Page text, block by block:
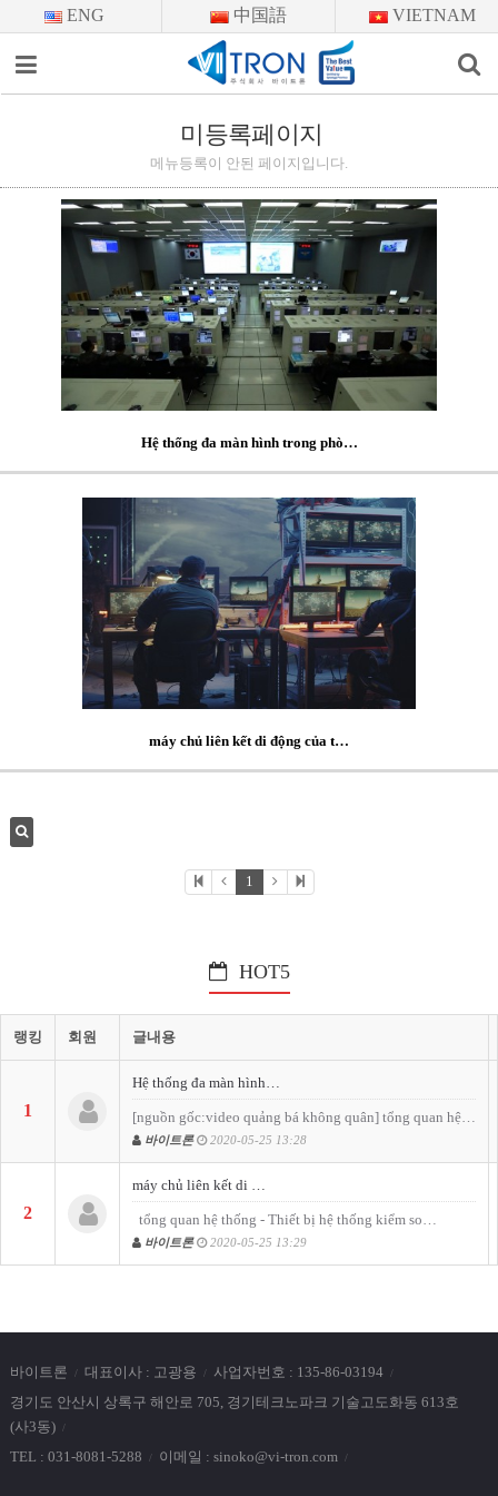
ENG 中国語 VIETNAM
이메일을
답변이
이메일로
전송됩니다.
미등록페이지
미등록페이지
메뉴등록이 안된 페이지입니다.
Hệ thống đa màn hình trong phò…
máy chủ liên kết di động của t…
1
HOT5
랭킹 회원 글내용
1
Hệ thống đa màn hình…
[nguồn gốc:video quảng bá không quân] tổng quan hệ…
바이트론 2020-05-25 13:28
2
máy chủ liên kết di …
tổng quan hệ thống - Thiết bị hệ thống kiểm so…
바이트론 2020-05-25 13:29
바이트론 대표이사 : 고광용
사업자번호 : 135-86-03194
경기도 안산시 상록구 해안로 705, 경기테크노파크 기술고도화동 613호
(사3동)
TEL : 031-8081-5288
이메일 : sinoko@vi-tron.com